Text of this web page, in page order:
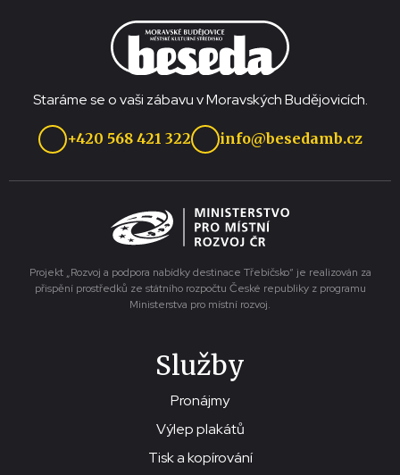
Staráme se o vaši zábavu v Moravských Budějovicích.
+420 568 421 322 info@besedamb.cz
Projekt „Rozvoj a podpora nabídky destinace Třebíčsko“ je realizován za
přispění prostředků ze státního rozpočtu České republiky z programu
Ministerstva pro místní rozvoj.
Služby
Pronájmy
Výlep plakátů
Tisk a kopírování